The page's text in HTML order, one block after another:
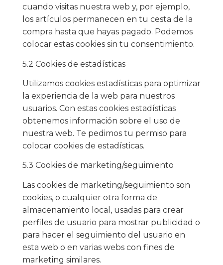
cuando visitas nuestra web y, por ejemplo,
los artículos permanecen en tu cesta de la
compra hasta que hayas pagado. Podemos
colocar estas cookies sin tu consentimiento.
5.2 Cookies de estadísticas
Utilizamos cookies estadísticas para optimizar
la experiencia de la web para nuestros
usuarios. Con estas cookies estadísticas
obtenemos información sobre el uso de
nuestra web. Te pedimos tu permiso para
colocar cookies de estadísticas.
5.3 Cookies de marketing/seguimiento
Las cookies de marketing/seguimiento son
cookies, o cualquier otra forma de
almacenamiento local, usadas para crear
perfiles de usuario para mostrar publicidad o
para hacer el seguimiento del usuario en
esta web o en varias webs con fines de
marketing similares.